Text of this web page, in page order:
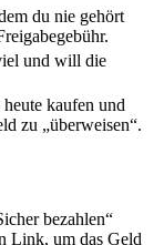
du nie gehört
und will die
kaufen und
zu „überweisen“.
bezahlen“
Link, um das Geld